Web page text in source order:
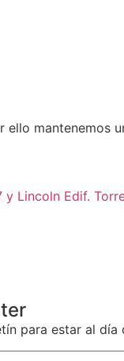
ello mantenemos
Lincoln Edif.
para estar al